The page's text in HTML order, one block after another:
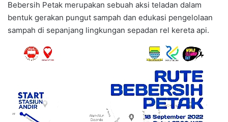
Bebersih Petak merupakan sebuah aksi teladan dalam
bentuk gerakan pungut sampah dan edukasi pengelolaan
sampah di sepanjang lingkungan sepadan rel kereta api.